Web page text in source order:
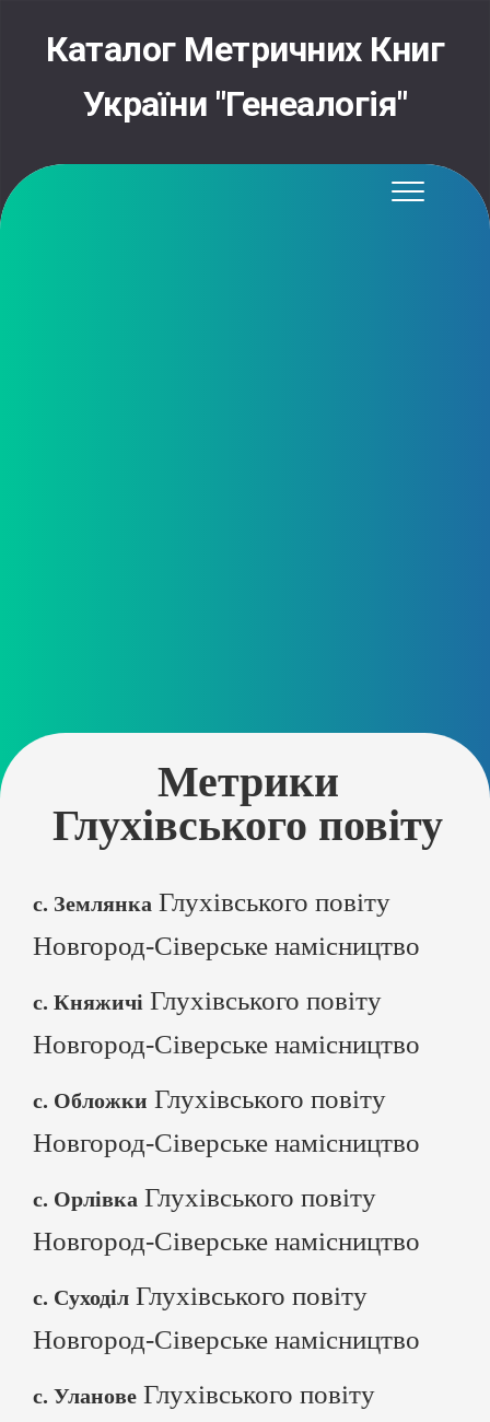
contentКаталог Метричних Книг
України "Генеалогія"
Метрики
Глухівського повіту
с. Землянка Глухівського повіту
Новгород-Сіверське намісництво
с. Княжичі Глухівського повіту
Новгород-Сіверське намісництво
с. Обложки Глухівського повіту
Новгород-Сіверське намісництво
с. Орлівка Глухівського повіту
Новгород-Сіверське намісництво
с. Суходіл Глухівського повіту
Новгород-Сіверське намісництво
с. Уланове Глухівського повіту